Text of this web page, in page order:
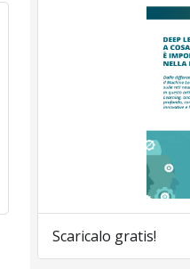
Scaricalo gratis!